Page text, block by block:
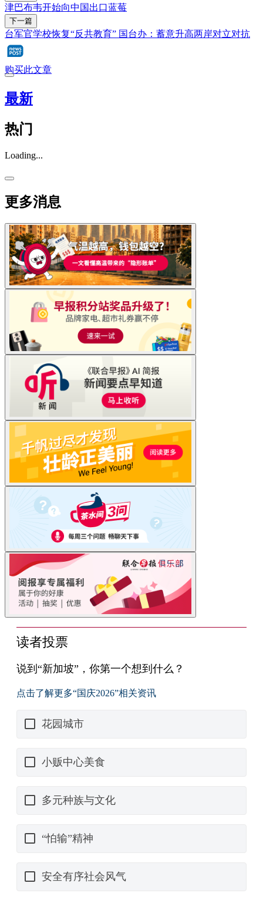
津巴布韦开始向中国出口蓝莓
下一篇
台军官学校恢复“反共教育” 国台办：蓄意升高两岸对立对抗
购买此文章
最新
热门
Loading...
更多消息